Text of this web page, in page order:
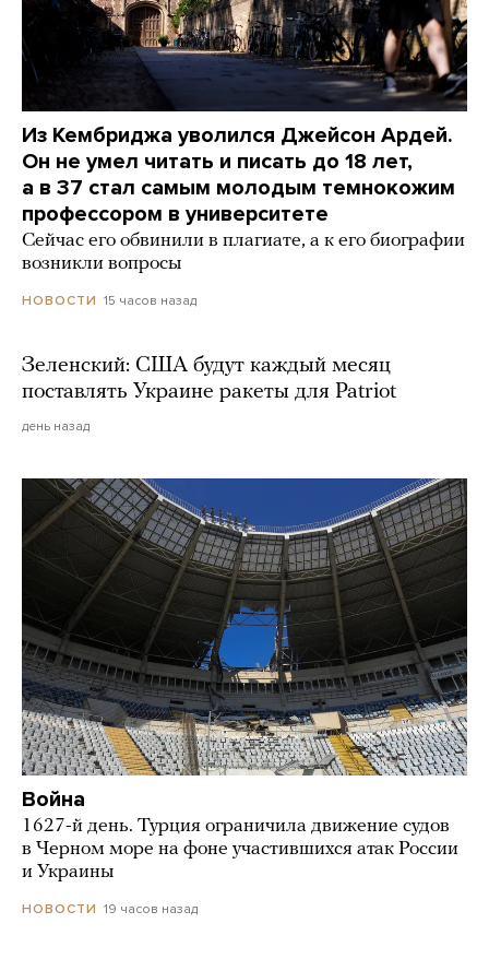
Из Кембриджа уволился Джейсон Ардей.
Он не умел читать и писать до 18 лет,
а в 37 стал самым молодым темнокожим
профессором в университете
Сейчас его обвинили в плагиате, а к его биографии
возникли вопросы
НОВОСТИ 15 часов назад
Зеленский: США будут каждый месяц
поставлять Украине ракеты для Patriot
день назад
Война
1627-й день. Турция ограничила движение судов
в Черном море на фоне участившихся атак России
и Украины
НОВОСТИ 19 часов назад